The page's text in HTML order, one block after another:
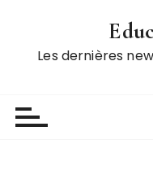
Les dernières